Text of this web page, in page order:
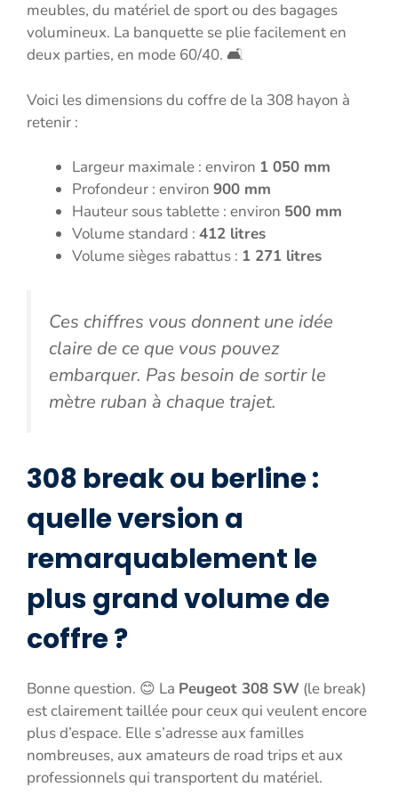
meubles, du matériel de sport ou des bagages
volumineux. La banquette se plie facilement en
deux parties, en mode 60/40. 🛋️
Voici les dimensions du coffre de la 308 hayon à
retenir :
Largeur maximale : environ 1 050 mm
Profondeur : environ 900 mm
Hauteur sous tablette : environ 500 mm
Volume standard : 412 litres
Volume sièges rabattus : 1 271 litres
Ces chiffres vous donnent une idée
claire de ce que vous pouvez
embarquer. Pas besoin de sortir le
mètre ruban à chaque trajet.
308 break ou berline :
quelle version a
remarquablement le
plus grand volume de
coffre ?
Bonne question. 😊 La Peugeot 308 SW (le break)
est clairement taillée pour ceux qui veulent encore
plus d’espace. Elle s’adresse aux familles
nombreuses, aux amateurs de road trips et aux
professionnels qui transportent du matériel.